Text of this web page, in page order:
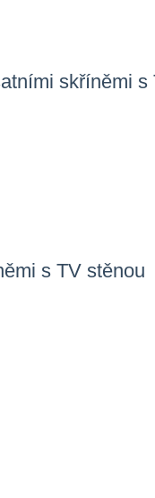
skříněmi s
s TV stěnou